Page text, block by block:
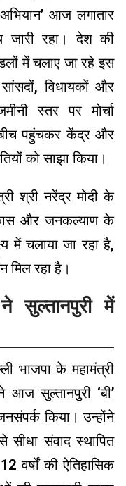
आज लगातार
जारी रहा। देश की
में चलाए जा रहे इस
विधायकों और
स्तर पर मोर्चा
पहुंचकर केंद्र और
को साझा किया।
श्री नरेंद्र मोदी के
और जनकल्याण के
में चलाया जा रहा है,
मिल रहा है।
सुल्तानपुरी में
भाजपा के महामंत्री
आज सुल्तानपुरी ‘बी’
किया। उन्होंने
सीधा संवाद स्थापित
वर्षों की ऐतिहासिक